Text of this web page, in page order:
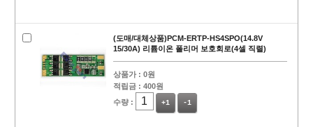
(도매/대체상품)PCM-ERTP-HS4SPO(14.8V
15/30A) 리튬이온 폴리머 보호회로(4셀 직렬)
상품가 : 0원
적립금 : 400원
수량 :
+1 -1